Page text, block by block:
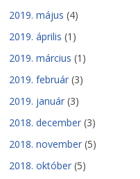
2019. május (4)
2019. április (1)
2019. március (1)
2019. február (3)
2019. január (3)
2018. december (3)
2018. november (5)
2018. október (5)